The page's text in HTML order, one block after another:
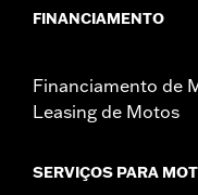
FINANCIAMENTO
Financiamento de
Leasing de Motos
SERVIÇOS PARA